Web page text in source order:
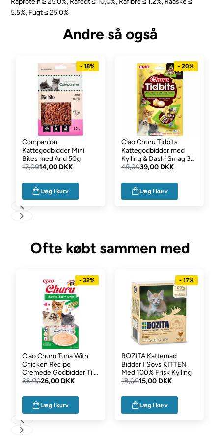
5.5%, Fugt ≤ 25.0%
Andre så også
- 18%
Companion
Kattegodbidder Mini
Bites med And 50g
17,0014,00 DKK
Læg i kurv
- 20%
Ciao Churu Tidbits
Kattegodbidder med
Kylling & Dashi Smag 3-
pak
49,0039,00 DKK
Læg i kurv
Ofte købt sammen med
- 32%
Ciao Churu Tuna With
Chicken Recipe
Cremede Godbidder Til
Katten 4 x 14g
38,0026,00 DKK
Læg i kurv
- 17%
BOZITA Kattemad
Bidder I Sovs KITTEN
Med 100% Frisk Kylling
18,0015,00 DKK
Læg i kurv